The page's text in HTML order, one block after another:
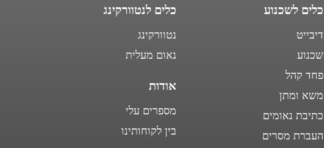
כלים לשכנוע
דיבייט
שכנוע
פחד קהל
משא ומתן
כתיבת נאומים
העברת מסרים
כלים לנטוורקינג
נטוורקינג
נאום מעלית
אודות
מספרים עלי
בין לקוחותינו